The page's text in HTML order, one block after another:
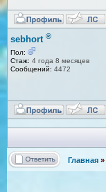
sebhort ®
Пол:
Стаж: 4 года 8 месяцев
Сообщений: 4472
Главная »